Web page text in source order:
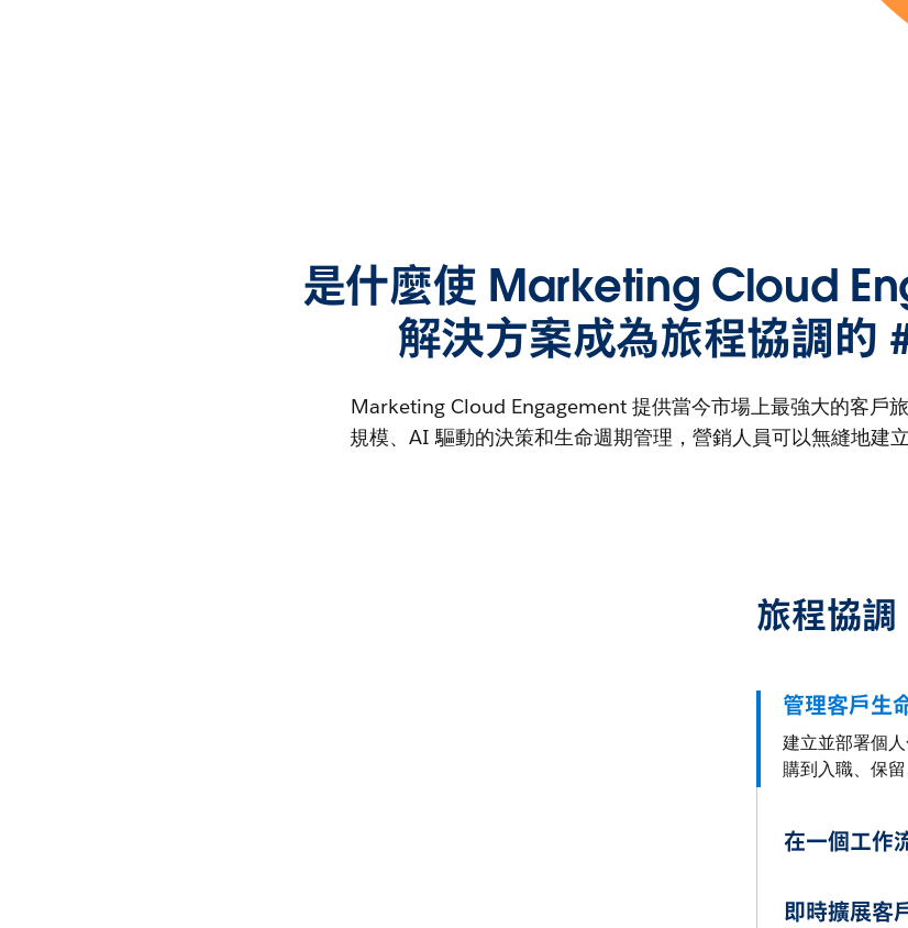
是什麼使 Marketing Cloud
解決方案成為旅程協調的
Marketing Cloud Engagement 提供當今市場上最強大的客戶
規模、AI 驅動的決策和生命週期管理，營銷人員可以無縫地建
旅程協調
管理客戶生
建立並部署個
購到入職、保留
在一個工作
即時擴展客